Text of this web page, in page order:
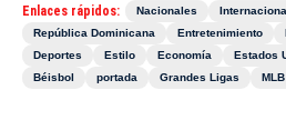
Enlaces rápidos: Nacionales
República Dominicana
Entretenimiento
Deportes
Estilo Economía Estados
Béisbol
portada Grandes Ligas MLB